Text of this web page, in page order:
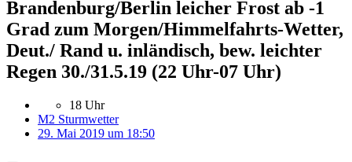
Brandenburg/Berlin leicher Frost ab -1
Grad zum Morgen/Himmelfahrts-Wetter,
Deut./ Rand u. inländisch, bew. leichter
Regen 30./31.5.19 (22 Uhr-07 Uhr)
18 Uhr
M2 Sturmwetter
29. Mai 2019 um 18:50